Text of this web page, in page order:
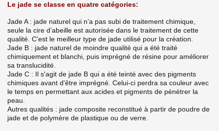
Le jade se classe en quatre catégories:
Jade A : jade naturel qui n’a pas subi de traitement chimique,
seule la cire d’abeille est autorisée dans le traitement de cette
qualité. C'est le meilleur type de jade utilisé pour la création.
Jade B : jade naturel de moindre qualité qui a été traité
chimiquement et blanchi, puis imprégné de résine pour améliorer
sa translucidité.
Jade C : Il s'agit de jade B qui a été teinté avec des pigments
chimiques avant d'être imprégné. Celui-ci perdra sa couleur avec
le temps en permettant aux acides et pigments de pénétrer la
peau.
Autres qualités : jade composite reconstitué à partir de poudre de
jade et de polymère de plastique ou de verre.